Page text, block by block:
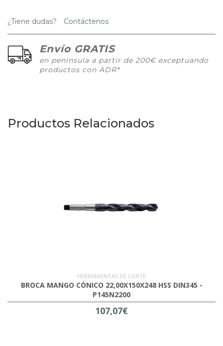
¿Tiene dudas? Contáctenos
Envío GRATIS
en península a partir de 200€ exceptuando
productos con ADR*
Productos Relacionados
HERRAMIENTAS DE CORTE
BROCA MANGO CÓNICO 22,00X150X248 HSS DIN345 -
P145N2200
107,07€